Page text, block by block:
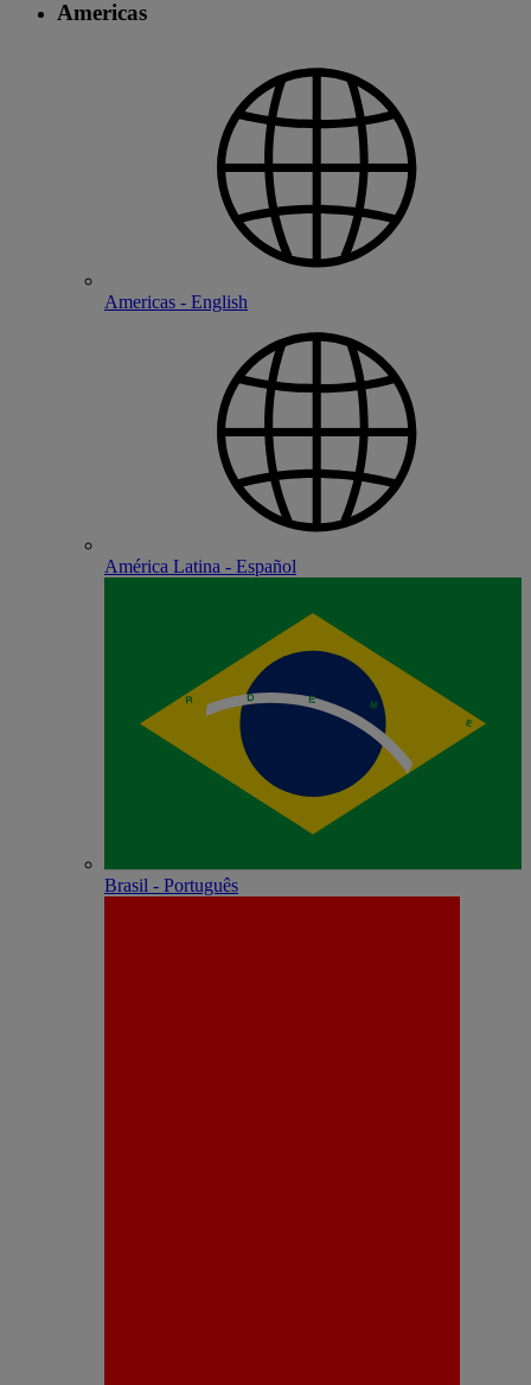
Americas
Americas - English
América Latina - Español
Brasil - Português